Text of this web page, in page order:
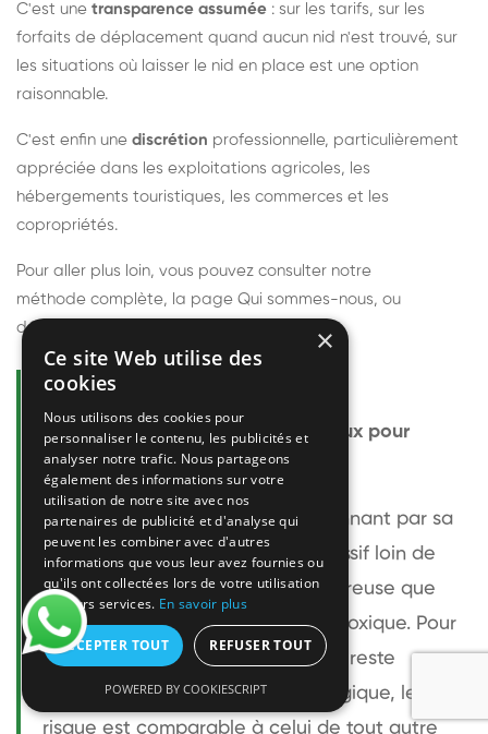
C'est une transparence assumée : sur les tarifs, sur les
forfaits de déplacement quand aucun nid n'est trouvé, sur
les situations où laisser le nid en place est une option
raisonnable.
C'est enfin une discrétion professionnelle, particulièrement
appréciée dans les exploitations agricoles, les
hébergements touristiques, les commerces et les
copropriétés.
Pour aller plus loin, vous pouvez consulter notre
méthode complète, la page Qui sommes-nous, ou
découvrir
Questions fréquentes
Le frelon européen est-il dangereux pour
l'homme ?
Le frelon européen est impressionnant par sa
taille mais relativement peu agressif loin de
son nid. Sa piqûre est plus douloureuse que
celle d'une guêpe sans être plus toxique. Pour
une personne non allergique, elle reste
bénigne. Pour une personne allergique, le
risque est comparable à celui de tout autre
×
Ce site Web utilise des
cookies
Nous utilisons des cookies pour
personnaliser le contenu, les publicités et
analyser notre trafic. Nous partageons
également des informations sur votre
utilisation de notre site avec nos
partenaires de publicité et d'analyse qui
peuvent les combiner avec d'autres
informations que vous leur avez fournies ou
qu'ils ont collectées lors de votre utilisation
de leurs services. En savoir plus
ACCEPTER TOUT REFUSER TOUT
POWERED BY COOKIESCRIPT